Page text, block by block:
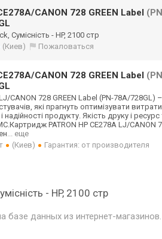
CANON 728 GREEN Label
Сумісність - HP, 2100 стр
(Киев) Пожаловаться
CANON 728 GREEN Label
CANON 728 GREEN Label (PN-78A/728GL)
які прагнуть оптимізувати
надійності продукту. Якість друку і
PATRON HP CE278A LJ/CANON
... еще
(Киев)
Гарантия: от производителя
- HP, 2100 стр
базе данных из интернет-